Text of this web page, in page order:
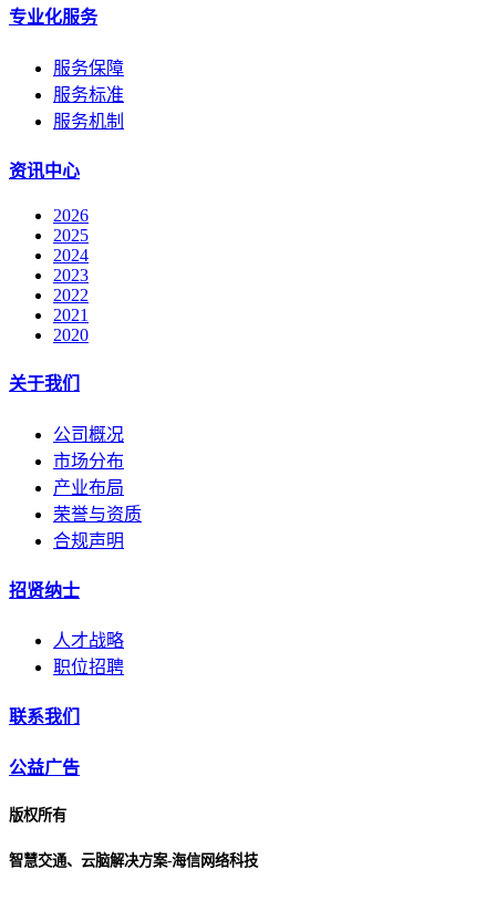
专业化服务
服务保障
服务标准
服务机制
资讯中心
2026
2025
2024
2023
2022
2021
2020
关于我们
公司概况
市场分布
产业布局
荣誉与资质
合规声明
招贤纳士
人才战略
职位招聘
联系我们
公益广告
版权所有
智慧交通、云脑解决方案-海信网络科技